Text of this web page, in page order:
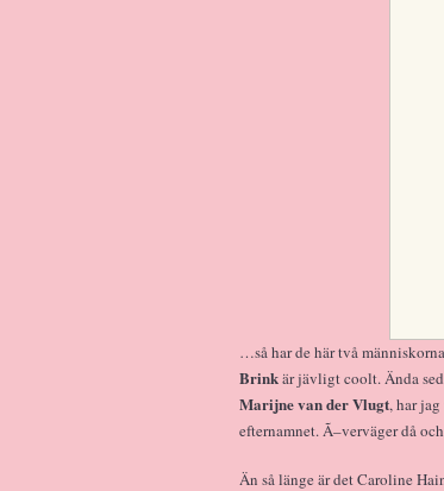
…så har de här två
Brinkär jävligt coolt. Ända
Marijne van der Vlugt, har
efternamnet. Ã–verväger då
Än så länge är det Caroline